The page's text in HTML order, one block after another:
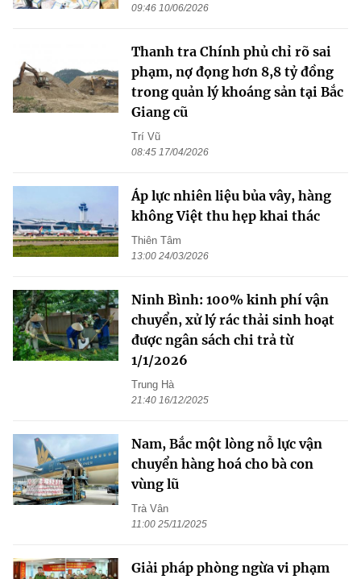
09:46 10/06/2026
Thanh tra Chính phủ chỉ rõ sai
phạm, nợ đọng hơn 8,8 tỷ đồng
trong quản lý khoáng sản tại Bắc
Giang cũ
Trí Vũ
08:45 17/04/2026
Áp lực nhiên liệu bủa vây, hàng
không Việt thu hẹp khai thác
Thiên Tâm
13:00 24/03/2026
Ninh Bình: 100% kinh phí vận
chuyển, xử lý rác thải sinh hoạt
được ngân sách chi trả từ
1/1/2026
Trung Hà
21:40 16/12/2025
Nam, Bắc một lòng nỗ lực vận
chuyển hàng hoá cho bà con
vùng lũ
Trà Vân
11:00 25/11/2025
Giải pháp phòng ngừa vi phạm